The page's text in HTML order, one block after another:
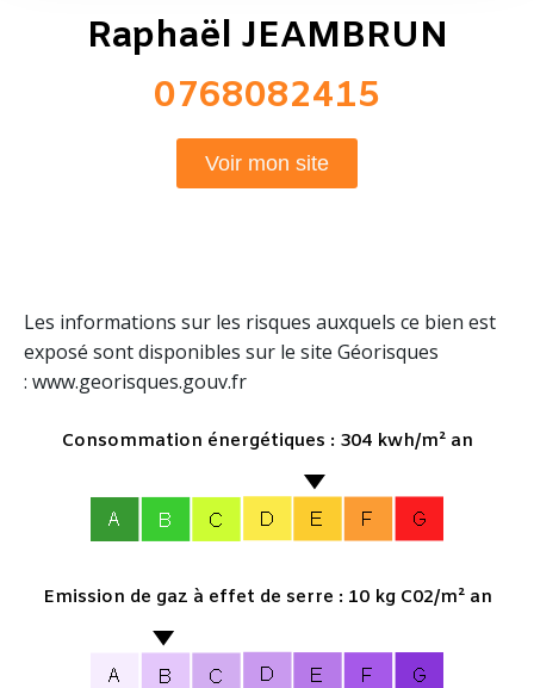
Raphaël JEAMBRUN
0768082415
Voir mon site
Les informations sur les risques auxquels ce bien est
exposé sont disponibles sur le site Géorisques
: www.georisques.gouv.fr
Consommation énergétiques : 304 kwh/m² an
Emission de gaz à effet de serre : 10 kg C02/m² an